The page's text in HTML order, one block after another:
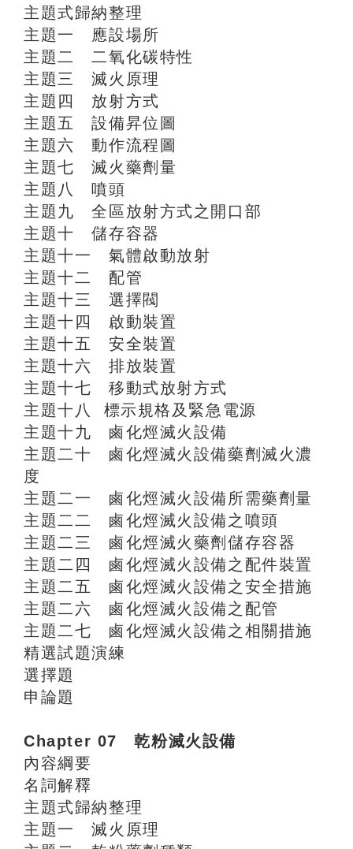
主題式歸納整理
主題一 應設場所
主題二 二氧化碳特性
主題三 滅火原理
主題四 放射方式
主題五 設備昇位圖
主題六 動作流程圖
主題七 滅火藥劑量
主題八 噴頭
主題九 全區放射方式之開口部
主題十 儲存容器
主題十一 氣體啟動放射
主題十二 配管
主題十三 選擇閥
主題十四 啟動裝置
主題十五 安全裝置
主題十六 排放裝置
主題十七 移動式放射方式
主題十八 標示規格及緊急電源
主題十九 鹵化烴滅火設備
主題二十 鹵化烴滅火設備藥劑滅火濃
度
主題二一 鹵化烴滅火設備所需藥劑量
主題二二 鹵化烴滅火設備之噴頭
主題二三 鹵化烴滅火藥劑儲存容器
主題二四 鹵化烴滅火設備之配件裝置
主題二五 鹵化烴滅火設備之安全措施
主題二六 鹵化烴滅火設備之配管
主題二七 鹵化烴滅火設備之相關措施
精選試題演練
選擇題
申論題
Chapter 07 乾粉滅火設備
內容綱要
名詞解釋
主題式歸納整理
主題一 滅火原理